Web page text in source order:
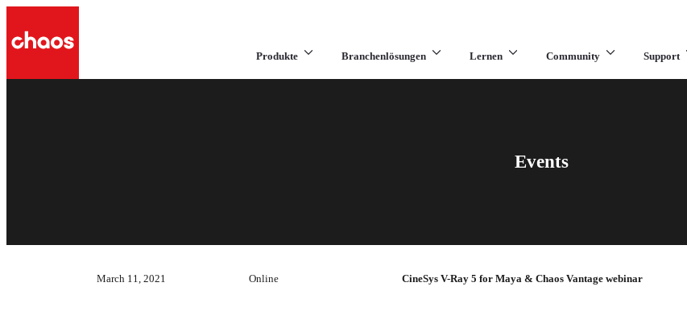
Produkte Branchenlösungen Lernen Community Support
Events
March 11, 2021 Online CineSys V-Ray 5 for Maya & Chaos Vantage webinar